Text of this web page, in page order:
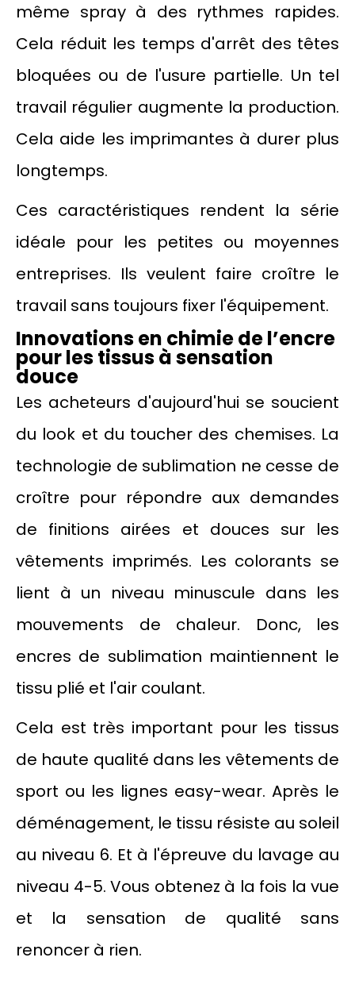
même spray à des rythmes rapides.
Cela réduit les temps d'arrêt des têtes
bloquées ou de l'usure partielle. Un tel
travail régulier augmente la production.
Cela aide les imprimantes à durer plus
longtemps.
Ces caractéristiques rendent la série
idéale pour les petites ou moyennes
entreprises. Ils veulent faire croître le
travail sans toujours fixer l'équipement.
Innovations en chimie de l’encre
pour les tissus à sensation
douce
Les acheteurs d'aujourd'hui se soucient
du look et du toucher des chemises. La
technologie de sublimation ne cesse de
croître pour répondre aux demandes
de finitions airées et douces sur les
vêtements imprimés. Les colorants se
lient à un niveau minuscule dans les
mouvements de chaleur. Donc, les
encres de sublimation maintiennent le
tissu plié et l'air coulant.
Cela est très important pour les tissus
de haute qualité dans les vêtements de
sport ou les lignes easy-wear. Après le
déménagement, le tissu résiste au soleil
au niveau 6. Et à l'épreuve du lavage au
niveau 4-5. Vous obtenez à la fois la vue
et la sensation de qualité sans
renoncer à rien.